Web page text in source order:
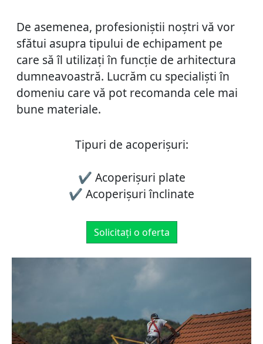
De asemenea, profesioniștii noștri vă vor
sfătui asupra tipului de echipament pe
care să îl utilizați în funcție de arhitectura
dumneavoastră. Lucrăm cu specialiști în
domeniu care vă pot recomanda cele mai
bune materiale.
Tipuri de acoperișuri:
✔ Acoperișuri plate
✔ Acoperișuri înclinate
Solicitați o oferta